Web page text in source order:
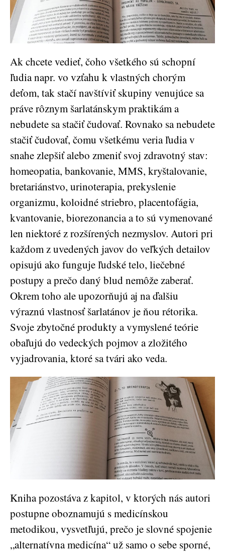
Ak chcete vedieť, čoho všetkého sú schopní
ľudia napr. vo vzťahu k vlastných chorým
deťom, tak stačí navštíviť skupiny venujúce sa
práve rôznym šarlatánskym praktikám a
nebudete sa stačiť čudovať. Rovnako sa nebudete
stačiť čudovať, čomu všetkému veria ľudia v
snahe zlepšiť alebo zmeniť svoj zdravotný stav:
homeopatia, bankovanie, MMS, kryštalovanie,
bretariánstvo, urinoterapia, prekyslenie
organizmu, koloidné striebro, placentofágia,
kvantovanie, biorezonancia a to sú vymenované
len niektoré z rozšírených nezmyslov. Autori pri
každom z uvedených javov do veľkých detailov
opisujú ako funguje ľudské telo, liečebné
postupy a prečo daný blud nemôže zaberať.
Okrem toho ale upozorňujú aj na ďalšiu
výraznú vlastnosť šarlatánov je ňou rétorika.
Svoje zbytočné produkty a vymyslené teórie
obaľujú do vedeckých pojmov a zložitého
vyjadrovania, ktoré sa tvári ako veda.
Kniha pozostáva z kapitol, v ktorých nás autori
postupne oboznamujú s medicínskou
metodikou, vysvetľujú, prečo je slovné spojenie
„alternatívna medicína“ už samo o sebe sporné,